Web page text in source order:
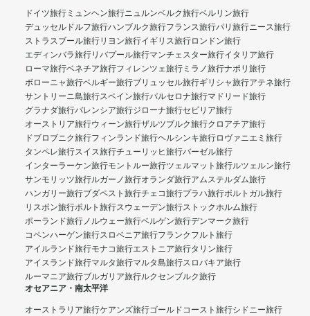
ドイツ旅行 ミュンヘン旅行ニュルンベルク旅行ベルリン旅行
デュッセルドルフ旅行ハンブルク旅行フランス旅行パリ旅行ニース旅行
ストラスブール旅行リヨン旅行イギリス旅行ロンドン旅行
エディンバラ旅行リバプール旅行マンチェスター旅行イタリア旅行
ローマ旅行ベネチア旅行フィレンツェ旅行 ミラノ旅行ナポリ旅行
ボローニャ旅行ベルギー旅行ブリュッセル旅行ギリシャ旅行アテネ旅行
サントリーニ島旅行スペイン旅行バルセロナ旅行マドリード旅行
グラナダ旅行バレンシア旅行ジローナ旅行セビリア旅行
オーストリア旅行ウィーン旅行ザルツブルク旅行クロアチア旅行
ドブロブニク旅行フィンランド旅行ヘルシンキ旅行ロヴァニエミ旅行
タンペレ旅行スイス旅行チューリッヒ旅行バーゼル旅行
インターラーケン旅行モントルー旅行ツェルマット旅行ルツェルン旅行
サンモリッツ旅行ルガーノ旅行オランダ旅行アムステルダム旅行
ハンガリー旅行ブダペスト旅行チェコ旅行プラハ旅行ポルトガル旅行
リスボン旅行ポルト旅行スウェーデン旅行ストックホルム旅行
ポーランド旅行ノルウェー旅行ベルゲン旅行デンマーク旅行
コペンハーゲン旅行スロベニア旅行フランクフルト旅行
アイルランド旅行モナコ旅行エストニア旅行タリン旅行
アイスランド旅行マルタ旅行マルタ島旅行スロバキア旅行
ルーマニア旅行ブルガリア旅行ルクセンブルク旅行
オセアニア・南太平洋
オーストラリア旅行ケアンズ旅行ゴールドコースト旅行シドニー旅行